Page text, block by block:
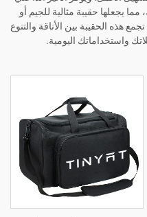
مثالية للجيم أو
بين الأناقة والتنوع
اليومية.